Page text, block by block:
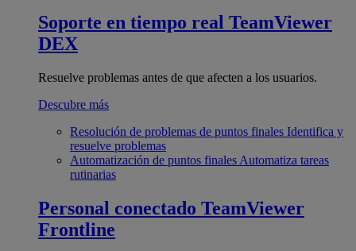
Soporte en tiempo real TeamViewer
DEX
Resuelve problemas antes de que afecten a los usuarios.
Descubre más
Resolución de problemas de puntos finales Identifica y
resuelve problemas
Automatización de puntos finales Automatiza tareas
rutinarias
Personal conectado TeamViewer
Frontline